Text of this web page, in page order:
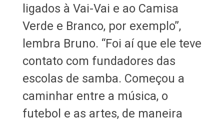
ligados à Vai-Vai e ao Camisa
Verde e Branco, por exemplo”,
lembra Bruno. “Foi aí que ele teve
contato com fundadores das
escolas de samba. Começou a
caminhar entre a música, o
futebol e as artes, de maneira